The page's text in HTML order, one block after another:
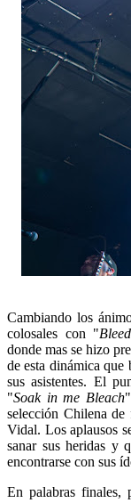
Cambiando los
colosales con "Bleed
donde mas se hizo
de esta dinámica que
sus asistentes. El
"Soak in me Bleach
selección Chilena
Vidal. Los aplausos
sanar sus heridas y
encontrarse con sus
En palabras finales,